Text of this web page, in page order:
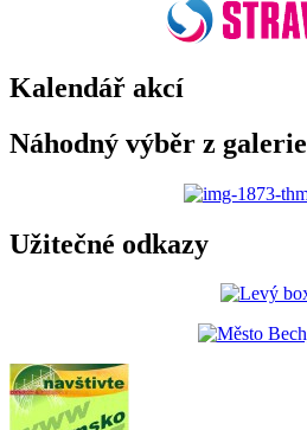
Kalendář akcí
Náhodný výběr z galerie
Užitečné odkazy